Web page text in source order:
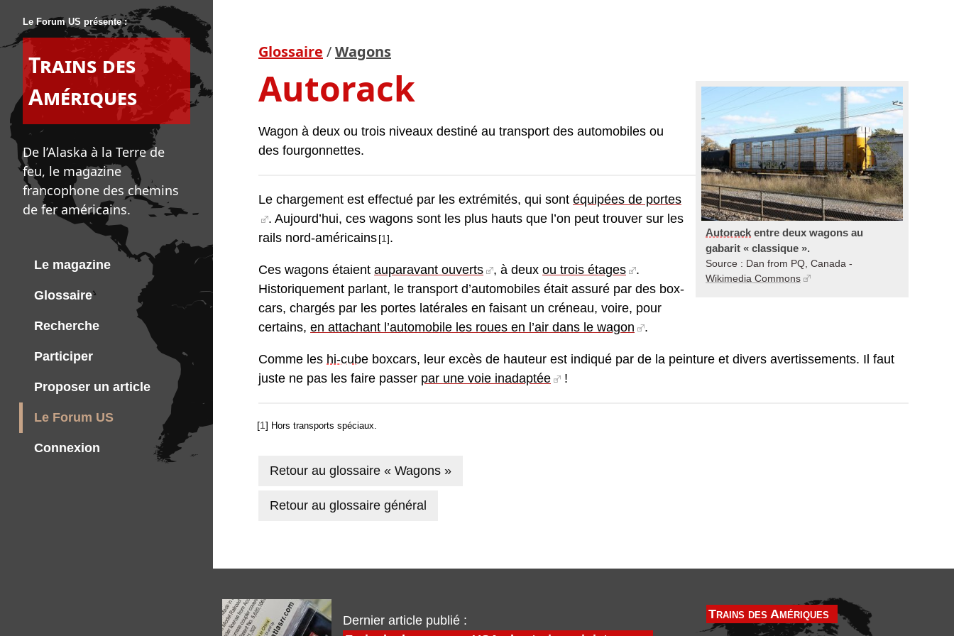
Le Forum US présente :
Trains des
Amériques
De l’Alaska à la Terre de
feu, le magazine
francophone des chemins
de fer américains.
Le magazine
Glossaire
Recherche
Participer
Proposer un article
Le Forum US
Connexion
Glossaire /Wagons
Autorack entre deux wagons au
gabarit « classique ».
Source : Dan from PQ, Canada -
Wikimedia Commons
Autorack
Wagon à deux ou trois niveaux destiné au transport des automobiles ou
des fourgonnettes.
Le chargement est effectué par les extrémités, qui sont équipées de portes
. Aujourd’hui, ces wagons sont les plus hauts que l’on peut trouver sur les
rails nord-américains[1].
Ces wagons étaient auparavant ouverts , à deux ou trois étages
.
Historiquement parlant, le transport d’automobiles était assuré par des box-
cars, chargés par les portes latérales en faisant un créneau, voire, pour
certains, en attachant l’automobile les roues en l’air dans le wagon .
Comme les hi-cube boxcars, leur excès de hauteur est indiqué par de la peinture et divers avertissements. Il faut
juste ne pas les faire passer par une voie inadaptée !
[1] Hors transports spéciaux.
Retour au glossaire « Wagons »
Retour au glossaire général
Dernier article publié :
Trains des Amériques